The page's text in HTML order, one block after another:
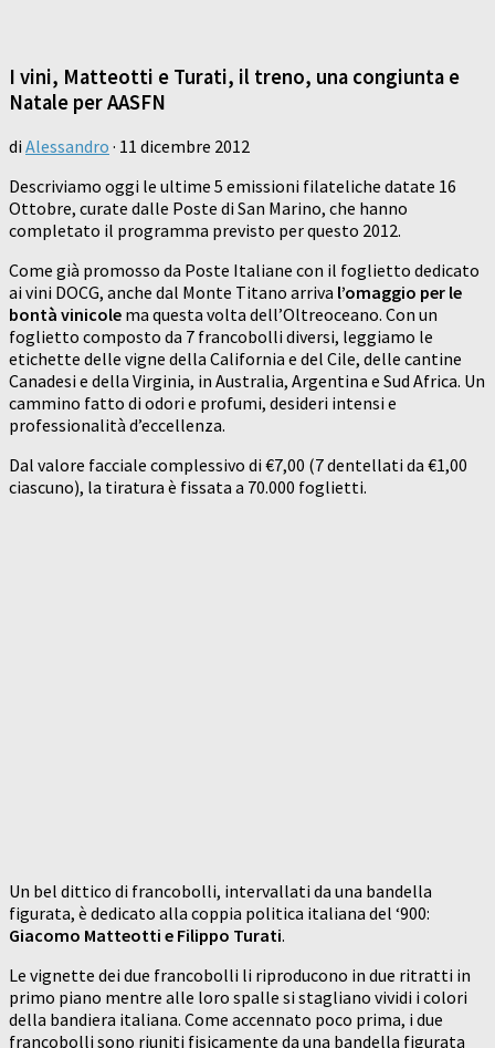
I vini, Matteotti e Turati, il treno, una congiunta e
Natale per AASFN
di Alessandro · 11 dicembre 2012
Descriviamo oggi le ultime 5 emissioni filateliche datate 16
Ottobre, curate dalle Poste di San Marino, che hanno
completato il programma previsto per questo 2012.
Come già promosso da Poste Italiane con il foglietto dedicato
ai vini DOCG, anche dal Monte Titano arriva l’omaggio per le
bontà vinicole ma questa volta dell’Oltreoceano. Con un
foglietto composto da 7 francobolli diversi, leggiamo le
etichette delle vigne della California e del Cile, delle cantine
Canadesi e della Virginia, in Australia, Argentina e Sud Africa. Un
cammino fatto di odori e profumi, desideri intensi e
professionalità d’eccellenza.
Dal valore facciale complessivo di €7,00 (7 dentellati da €1,00
ciascuno), la tiratura è fissata a 70.000 foglietti.
Un bel dittico di francobolli, intervallati da una bandella
figurata, è dedicato alla coppia politica italiana del ‘900:
Giacomo Matteotti e Filippo Turati.
Le vignette dei due francobolli li riproducono in due ritratti in
primo piano mentre alle loro spalle si stagliano vividi i colori
della bandiera italiana. Come accennato poco prima, i due
francobolli sono riuniti fisicamente da una bandella figurata